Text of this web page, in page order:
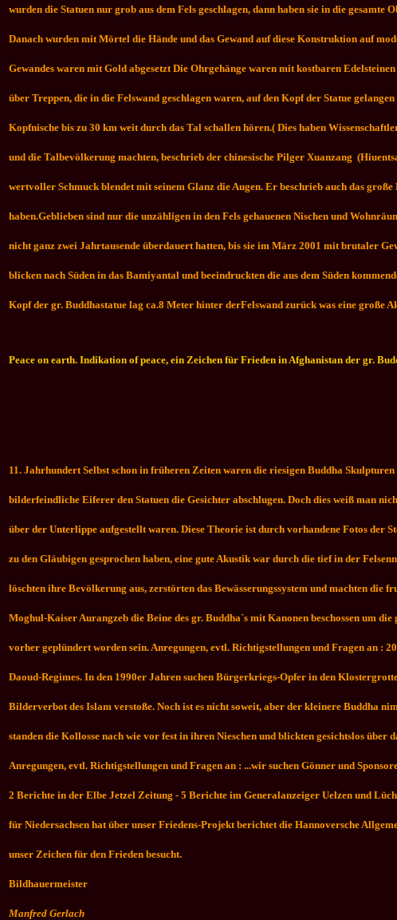
wurden die Statuen nur grob aus dem Fels geschlagen, dann haben sie in die
Danach wurden mit Mörtel die Hände und das Gewand auf diese Konstruktion auf
Gewandes waren mit Gold abgesetzt Die Ohrgehänge waren mit kostbaren
über Treppen, die in die Felswand geschlagen waren, auf den Kopf der Statue
Kopfnische bis zu 30 km weit durch das Tal schallen hören.( Dies haben
und die Talbevölkerung machten, beschrieb der chinesische Pilger Xuanzang
wertvoller Schmuck blendet mit seinem Glanz die Augen. Er beschrieb auch das
haben.Geblieben sind nur die unzähligen in den Fels gehauenen Nischen und
nicht ganz zwei Jahrtausende überdauert hatten, bis sie im März 2001 mit brutaler
blicken nach Süden in das Bamiyantal und beeindruckten die aus dem Süden
Kopf der gr. Buddhastatue lag ca.8 Meter hinter derFelswand zurück was eine große
Peace on earth. Indikation of peace, ein Zeichen für Frieden in Afghanistan der gr.
11. Jahrhundert Selbst schon in früheren Zeiten waren die riesigen Buddha
bilderfeindliche Eiferer den Statuen die Gesichter abschlugen. Doch dies weiß man
über der Unterlippe aufgestellt waren. Diese Theorie ist durch vorhandene Fotos
zu den Gläubigen gesprochen haben, eine gute Akustik war durch die tief in der
löschten ihre Bevölkerung aus, zerstörten das Bewässerungssystem und machten
Moghul-Kaiser Aurangzeb die Beine des gr. Buddha`s mit Kanonen beschossen um
vorher geplündert worden sein. Anregungen, evtl. Richtigstellungen und Fragen an :
Daoud-Regimes. In den 1990er Jahren suchen Bürgerkriegs-Opfer in den
Bilderverbot des Islam verstoße. Noch ist es nicht soweit, aber der kleinere Buddha
standen die Kollosse nach wie vor fest in ihren Nieschen und blickten gesichtslos
Anregungen, evtl. Richtigstellungen und Fragen an : ...wir suchen Gönner und
2 Berichte in der Elbe Jetzel Zeitung - 5 Berichte im Generalanzeiger Uelzen und
für Niedersachsen hat über unser Friedens-Projekt berichtet die Hannoversche
unser Zeichen für den Frieden besucht.
Bildhauermeister
Manfred Gerlach